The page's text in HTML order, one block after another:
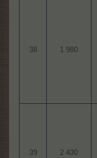
38 1 980
39 2 430